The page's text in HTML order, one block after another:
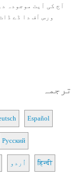
ترجمہ
Español
Русский
اُردو हिन्दी